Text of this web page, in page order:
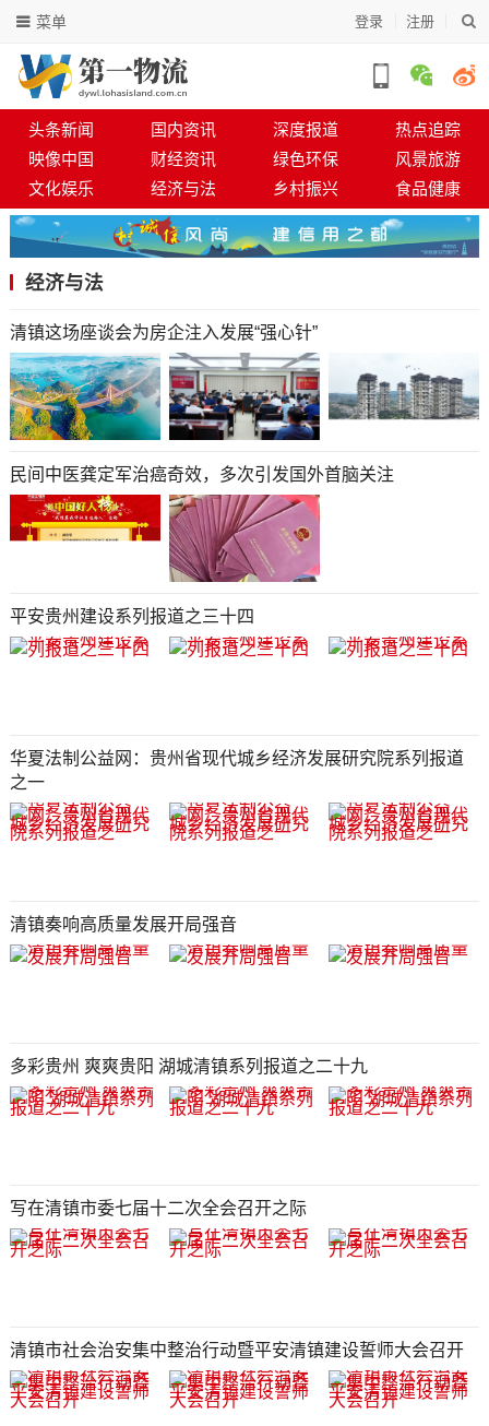
登录 注册
菜单
头条新闻 国内资讯 深度报道
热点追踪
映像中国
财经资讯 绿色环保
风景旅游
文化娱乐
经济与法 乡村振兴 食品健康
经济与法
清镇这场座谈会为房企注入发展“强心针”
民间中医龚定军治癌奇效，多次引发国外首脑关注
平安贵州建设系列报道之三十四
华夏法制公益网：贵州省现代城乡经济发展研究院系列报道
之一
清镇奏响高质量发展开局强音
多彩贵州 爽爽贵阳 湖城清镇系列报道之二十九
写在清镇市委七届十二次全会召开之际
清镇市社会治安集中整治行动暨平安清镇建设誓师大会召开